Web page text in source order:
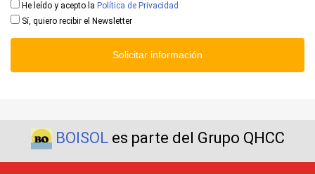
He leído y acepto la Política de Privacidad
Sí, quiero recibir el Newsletter
Solicitar información
BOISOLes parte del Grupo QHCC